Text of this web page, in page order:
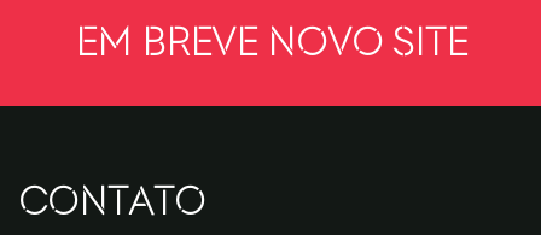
Em breve novo site
CONTATO